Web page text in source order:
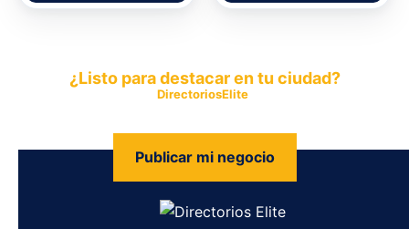
¿Listo para destacar en tu ciudad?
DirectoriosElite
Publicar mi negocio